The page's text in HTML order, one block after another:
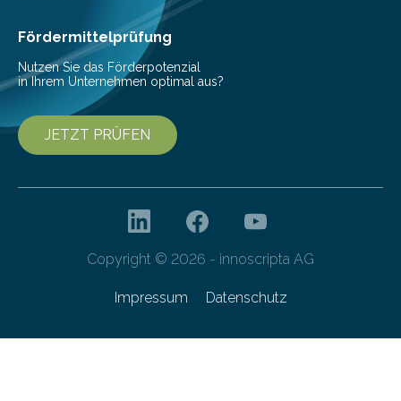
Ernährung zu sichern. Ohne sie besteht die weltweite
Gefahr erheblicher…
Fördermittelprüfung
Nutzen Sie das Förderpotenzial
in Ihrem Unternehmen optimal aus?
JETZT PRÜFEN
Copyright © 2026 - innoscripta AG
Impressum Datenschutz